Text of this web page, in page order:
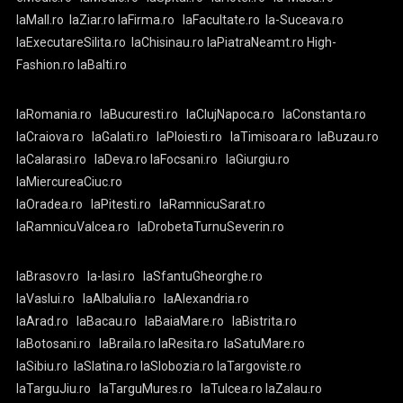
laMall.ro
laZiar.ro laFirma.ro laFacultate.ro
la-Suceava.ro
laExecutareSilita.ro
laChisinau.ro laPiatraNeamt.ro High-
Fashion.ro laBalti.ro
laRomania.ro laBucuresti.ro laClujNapoca.ro
laConstanta.ro
laCraiova.ro
laGalati.ro laPloiesti.ro laTimisoara.ro
laBuzau.ro
laCalarasi.ro
laDeva.ro laFocsani.ro
laGiurgiu.ro
laMiercureaCiuc.ro
laOradea.ro
laPitesti.ro
laRamnicuSarat.ro
laRamnicuValcea.ro
laDrobetaTurnuSeverin.ro
laBrasov.ro la-Iasi.ro
laSfantuGheorghe.ro
laVaslui.ro
laAlbaIulia.ro
laAlexandria.ro
laArad.ro
laBacau.ro laBaiaMare.ro
laBistrita.ro
laBotosani.ro
laBraila.ro laResita.ro
laSatuMare.ro
laSibiu.ro
laSlatina.ro laSlobozia.ro laTargoviste.ro
laTarguJiu.ro
laTarguMures.ro laTulcea.ro laZalau.ro